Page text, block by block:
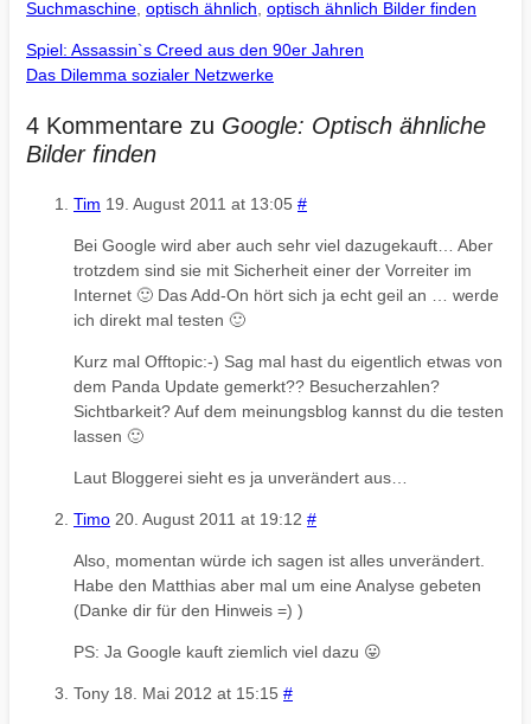
Suchmaschine optisch ähnlich optisch ähnlich Bilder finden
Spiel: Assassin`s Creed aus den 90er Jahren
Das Dilemma sozialer Netzwerke
4 Kommentare zu Google: Optisch ähnliche
Bilder finden
Tim 19. August 2011 at 13:05 #
Bei Google wird aber auch sehr viel dazugekauft… Aber
trotzdem sind sie mit Sicherheit einer der Vorreiter im
Internet 🙂 Das Add-On hört sich ja echt geil an … werde
ich direkt mal testen 🙂
Kurz mal Offtopic:-) Sag mal hast du eigentlich etwas von
dem Panda Update gemerkt?? Besucherzahlen?
Sichtbarkeit? Auf dem meinungsblog kannst du die testen
lassen 🙂
Laut Bloggerei sieht es ja unverändert aus…
Timo 20. August 2011 at 19:12 #
Also, momentan würde ich sagen ist alles unverändert.
Habe den Matthias aber mal um eine Analyse gebeten
(Danke dir für den Hinweis =) )
PS: Ja Google kauft ziemlich viel dazu 😛
Tony 18. Mai 2012 at 15:15 #